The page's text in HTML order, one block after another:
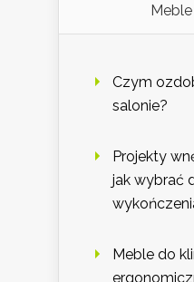
Czym
salonie?
Projekty
jak wybrać
Meble do